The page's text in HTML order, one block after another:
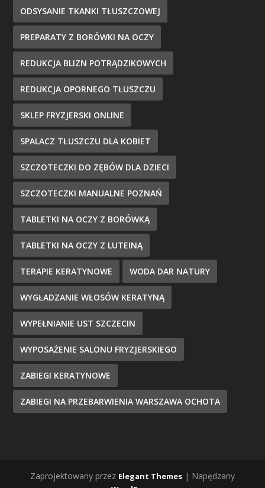
ODSYSANIE TKANKI TŁUSZCZOWEJ
PREPARATY Z BORÓWKI NA OCZY
REDUKCJA BLIZN POTRĄDZIKOWYCH
REDUKCJA OPORNEGO TŁUSZCZU
SKLEP FRYZJERSKI ONLINE
SPALACZ TŁUSZCZU DLA KOBIET
SZCZOTECZKI DO ZĘBÓW DLA DZIECI
SZCZOTECZKI MANUALNE POZNAŃ
TABLETKI NA OCZY Z BORÓWKĄ
TABLETKI NA OCZY Z LUTEINĄ
TERAPIE KERATYNOWE WODA DAR NATURY
WYGŁADZANIE WŁOSÓW KERATYNĄ
WYPEŁNIANIE UST SZCZECIN
WYPOSAŻENIE SALONU FRYZJERSKIEGO
ZABIEGI KERATYNOWE
ZABIEGI NA PRZEBARWIENIA WARSZAWA OCHOTA
Zaprojektowany przez Elegant Themes | Napędzany